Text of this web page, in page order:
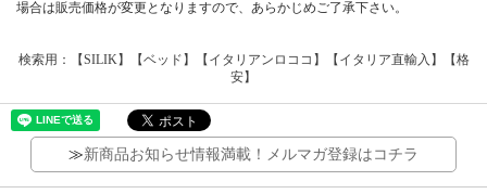
場合は販売価格が変更となりますので、あらかじめご了承下さい。
検索用：【SILIK】【ベッド】【イタリアンロココ】【イタリア直輸入】【格
安】
≫新商品お知らせ情報満載！メルマガ登録はコチラ